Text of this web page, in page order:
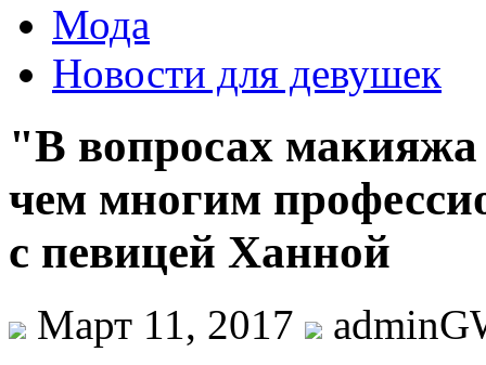
Мода
Новости для девушек
"В вопросах макияжа
чем многим
с певицей Ханной
Март 11, 2017